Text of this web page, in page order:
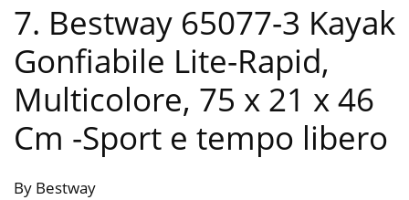
7. Bestway 65077-3 Kayak
Gonfiabile Lite-Rapid,
Multicolore, ‎75 x 21 x 46
Cm -Sport e tempo libero
By Bestway